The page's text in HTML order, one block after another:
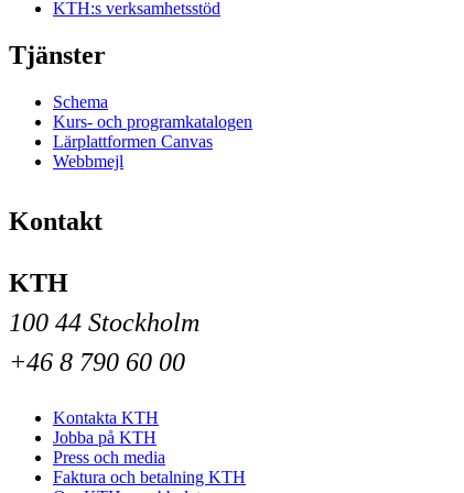
KTH:s verksamhetsstöd
Tjänster
Schema
Kurs- och programkatalogen
Lärplattformen Canvas
Webbmejl
Kontakt
KTH
100 44 Stockholm
+46 8 790 60 00
Kontakta KTH
Jobba på KTH
Press och media
Faktura och betalning KTH